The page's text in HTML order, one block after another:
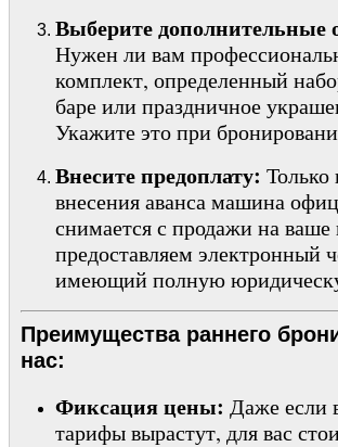
Выберите дополнительные
Нужен ли вам
комплект, определенный
баре или праздничное
Укажите это при
Внесите предоплату: Только
внесения аванса машина
снимается с продажи на
предоставляем электронный
имеющий полную
Преимущества раннего
нас:
Фиксация цены: Даже если
тарифы вырастут, для вас